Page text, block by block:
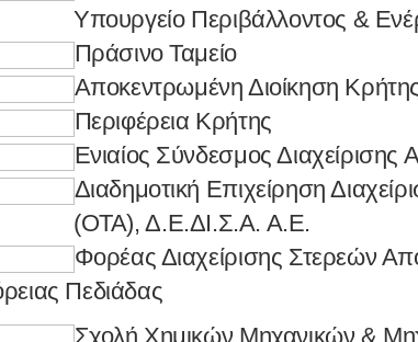
Περιβάλλοντος &
Πράσινο Ταμείο
Αποκεντρωμένη Διοίκηση
Περιφέρεια Κρήτης
Ενιαίος Σύνδεσμος
Διαδημοτική Επιχείρηση
Δ.Ε.ΔΙ.Σ.Α. Α.Ε.
Φορέας Διαχείρισης Στερεών
Πεδιάδας
Σχολή Χημικών Μηχανικών &